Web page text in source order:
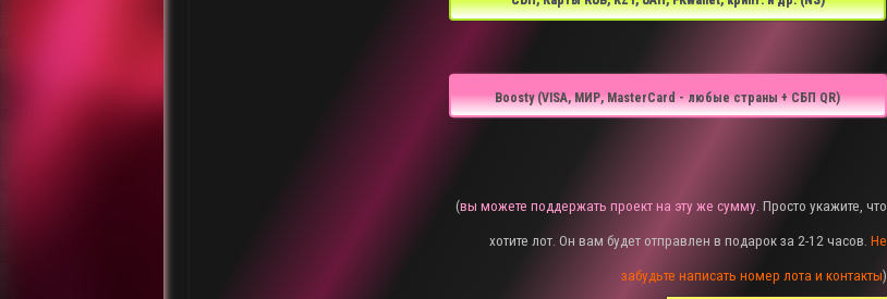
Boosty (VISA, МИР, MasterCard - любые страны + СБП QR)
(вы можете поддержать проект на эту же сумму. Просто укажите, что
хотите лот. Он вам будет отправлен в подарок за 2-12 часов. Не
забудьте написать номер лота и контакты)